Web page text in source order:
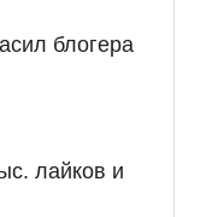
блогера
лайков и